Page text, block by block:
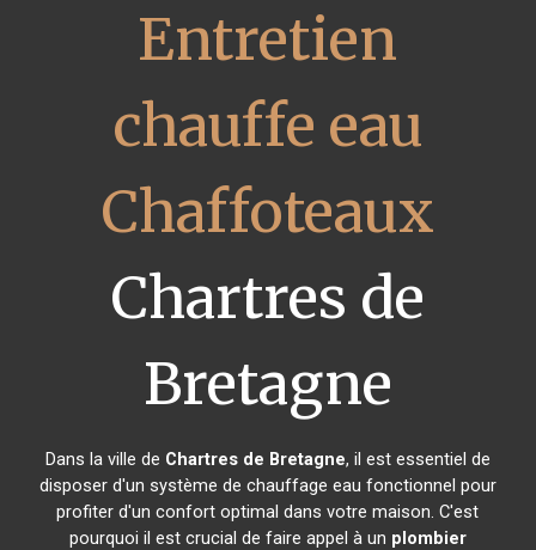
Entretien
chauffe eau
Chaffoteaux
Chartres de
Bretagne
Dans la ville de Chartres de Bretagne, il est essentiel de
disposer d'un système de chauffage eau fonctionnel pour
profiter d'un confort optimal dans votre maison. C'est
pourquoi il est crucial de faire appel à un plombier